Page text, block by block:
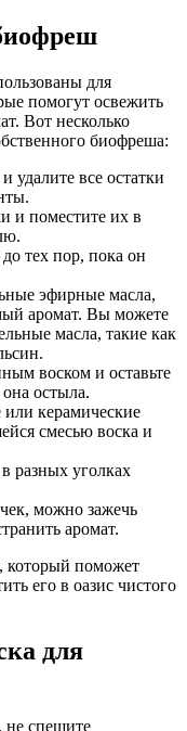
для
помогут освежить
Вот несколько
биофреша:
удалите все остатки
и поместите их в
тех пор, пока он
эфирные масла,
аромат. Вы можете
масла, такие как
воском и оставьте
остыла.
керамические
смесью воска и
разных уголках
можно зажечь
аромат.
который поможет
его в оазис чистого
для
не спешите